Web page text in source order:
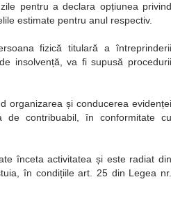
pentru a declara opțiunea privind
estimate pentru anul respectiv.
fizică titulară a întreprinderii
insolvență, va fi supusă procedurii
organizarea și conducerea evidenței
contribuabil, în conformitate cu
înceta activitatea și este radiat din
în condițiile art. 25 din Legea nr.